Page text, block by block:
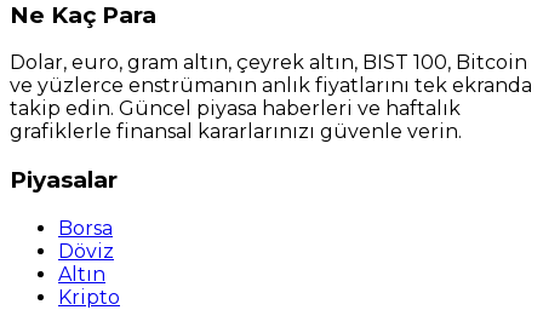
Ne Kaç Para
Dolar, euro, gram altın, çeyrek altın, BIST 100, Bitcoin
ve yüzlerce enstrümanın anlık fiyatlarını tek ekranda
takip edin. Güncel piyasa haberleri ve haftalık
grafiklerle finansal kararlarınızı güvenle verin.
Piyasalar
Borsa
Döviz
Altın
Kripto